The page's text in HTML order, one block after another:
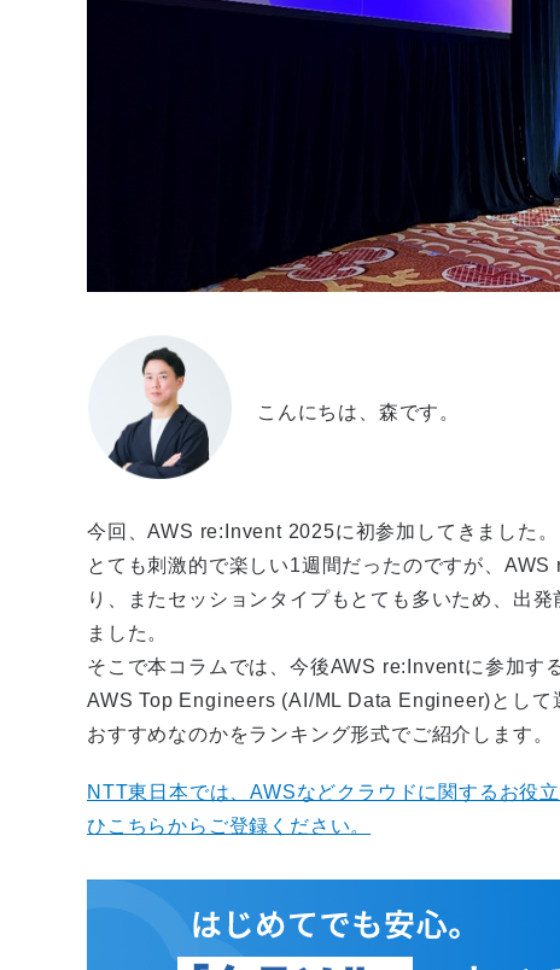
こんにちは、森です。
今回、AWS re:Invent 2025に初参加してきました。
とても刺激的で楽しい1週間だったのですが、
り、またセッションタイプもとても多いため、出
ました。
そこで本コラムでは、今後AWS re:Inventに参加
AWS Top Engineers (AI/ML Data Engineer)として
おすすめなのかをランキング形式でご紹介します。
NTT東日本では、AWSなどクラウドに関するお役
ひこちらからご登録ください。